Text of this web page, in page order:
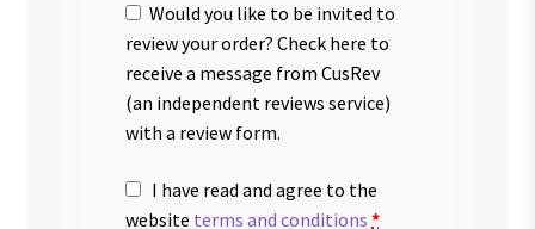
Would you like to be invited to
review your order? Check here to
receive a message from CusRev
(an independent reviews service)
with a review form.
I have read and agree to the
website terms and conditions *